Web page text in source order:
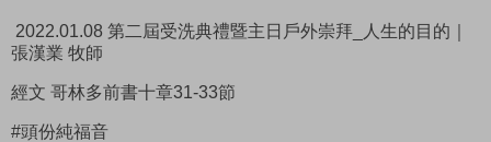
2022.01.08 第二屆受洗典禮暨主日戶外崇拜_人生的目的｜
張漢業 牧師
經文 哥林多前書十章31-33節
#頭份純福音